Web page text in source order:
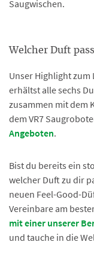
Saugwischen.
Welcher Duft
Unser Highlight
erhältst alle sechs
zusammen mit dem
dem VR7
Angeboten.
Bist du bereits ein
welcher Duft zu dir
neuen Feel-Good-
Vereinbare am
mit einer unserer
und tauche in die